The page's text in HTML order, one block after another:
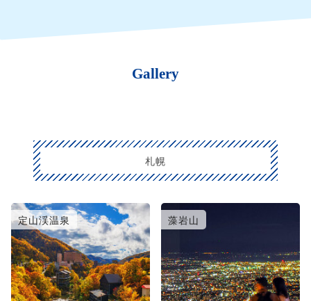
Gallery
札幌
定山渓温泉 藻岩山